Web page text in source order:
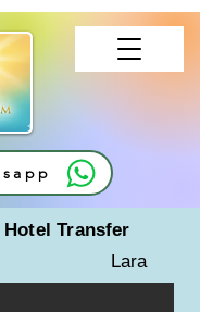
Transfer
Lara